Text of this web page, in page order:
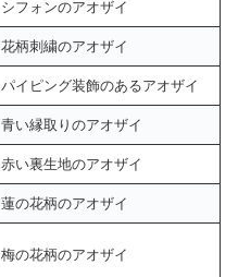
シフォンのアオザイ
花柄刺繍のアオザイ
パイピング装飾のあるアオザイ
青い縁取りのアオザイ
赤い裏生地のアオザイ
蓮の花柄のアオザイ
梅の花柄のアオザイ